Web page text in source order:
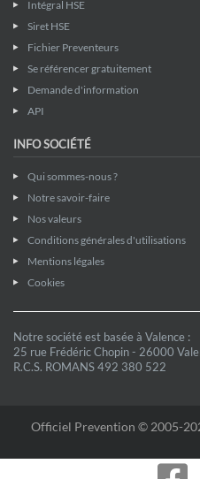
Intégral HSE
Siret HSE
Fichier Preventeurs
Se référencer gratuitement
Demande d'information
API
INFO SOCIÉTÉ
Qui sommes-nous ?
Notre savoir-faire
Nos valeurs
Conditions générales d'utilisations
Mentions légales
Cookies
Notre société est basée à Valence :
25 rue Frédéric Chopin - 26000
R.C.S. ROMANS 492 380 522
Officiel Prevention © 2005-